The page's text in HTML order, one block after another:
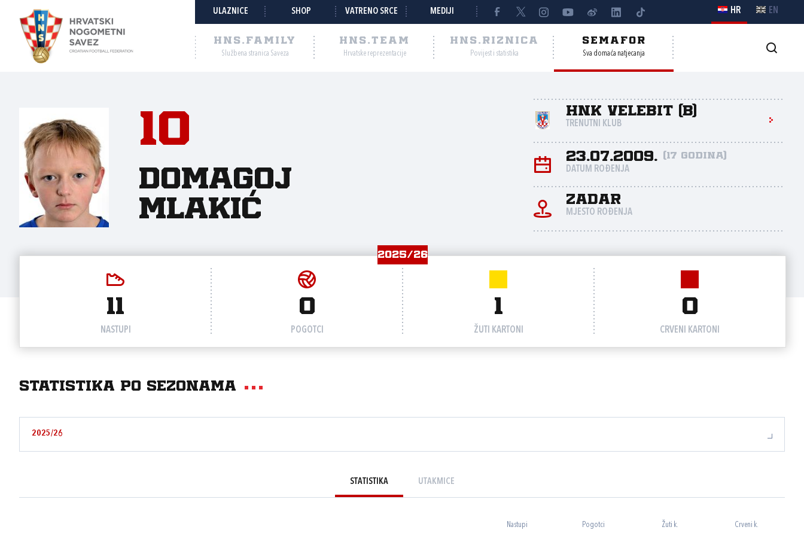
ULAZNICE SHOP VATRENO SRCE MEDIJI HR EN
HNS.FAMILY
Službena stranica Saveza
HNS.TEAM
Hrvatske reprezentacije
HNS.RIZNICA
Povijest i statistika
SEMAFOR
Sva domaća natjecanja
10
Domagoj
Mlakić
HNK Velebit (B)
TRENUTNI KLUB
23.07.2009. (17 godina)
DATUM ROĐENJA
Zadar
MJESTO ROĐENJA
2025/26
11
NASTUPI
0
POGOTCI
1
ŽUTI KARTONI
0
CRVENI KARTONI
Statistika po sezonama
2025/26
STATISTIKA UTAKMICE
Nastupi Pogotci Žuti k. Crveni k.